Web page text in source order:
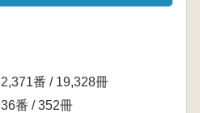
2,371番 / 19,328冊
36番 / 352冊